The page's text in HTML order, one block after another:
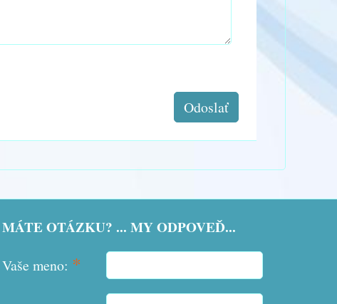
Odoslať
MÁTE OTÁZKU? ... MY ODPOVEĎ...
Vaše meno: *